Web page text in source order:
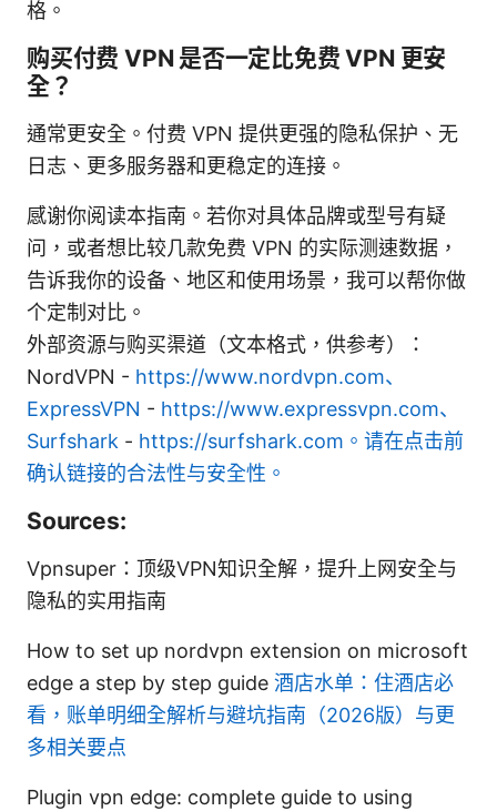
格。
购买付费 VPN 是否一定比免费 VPN 更安
全？
通常更安全。付费 VPN 提供更强的隐私保护、无
日志、更多服务器和更稳定的连接。
感谢你阅读本指南。若你对具体品牌或型号有疑
问，或者想比较几款免费 VPN 的实际测速数据，
告诉我你的设备、地区和使用场景，我可以帮你做
个定制对比。
外部资源与购买渠道（文本格式，供参考）：
NordVPN - https://www.nordvpn.com、
ExpressVPN - https://www.expressvpn.com、
Surfshark - https://surfshark.com。请在点击前
确认链接的合法性与安全性。
Sources:
Vpnsuper：顶级VPN知识全解，提升上网安全与
隐私的实用指南
How to set up nordvpn extension on microsoft
edge a step by step guide 酒店水单：住酒店必
看，账单明细全解析与避坑指南（2026版）与更
多相关要点
Plugin vpn edge: complete guide to using